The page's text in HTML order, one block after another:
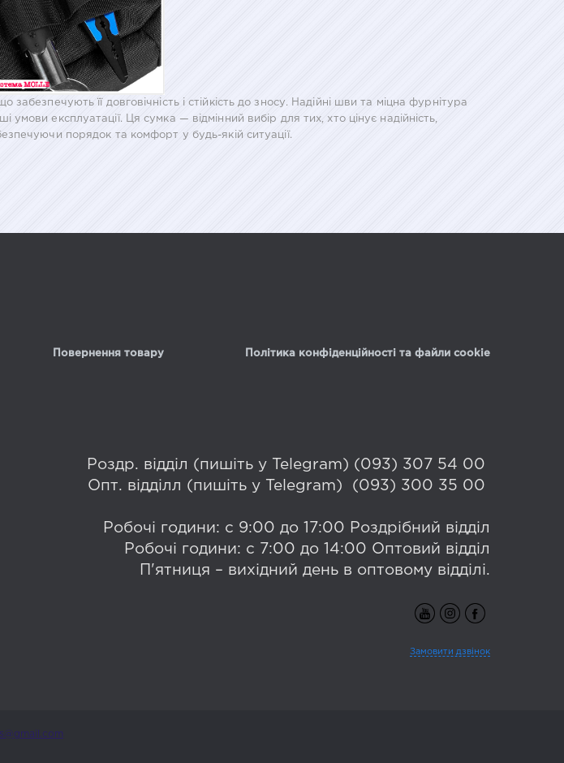
її довговічність і стійкість до зносу. Надійні шви та міцна фурнітура
експлуатації. Ця сумка — відмінний вибір для тих, хто цінує надійність,
порядок та комфорт у будь-якій ситуації.
Повернення товару Політика конфіденційності та файли cookie
Роздр. відділ (пишіть у Telegram) (093) 307 54 00
Опт. відділл (пишіть у Telegram) (093) 300 35 00
Робочі години: с 9:00 до 17:00 Роздрібний відділ
Робочі години: с 7:00 до 14:00 Оптовий відділ
П'ятниця – вихідний день в оптовому відділі.
Замовити дзвінок